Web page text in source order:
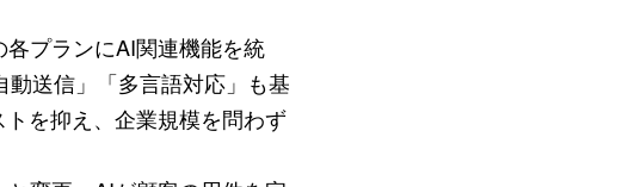
プランにAI関連機能を統
送信」「多言語対応」も基
を抑え、企業規模を問わず